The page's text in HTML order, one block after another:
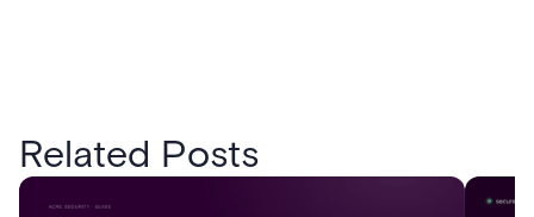
Related Posts